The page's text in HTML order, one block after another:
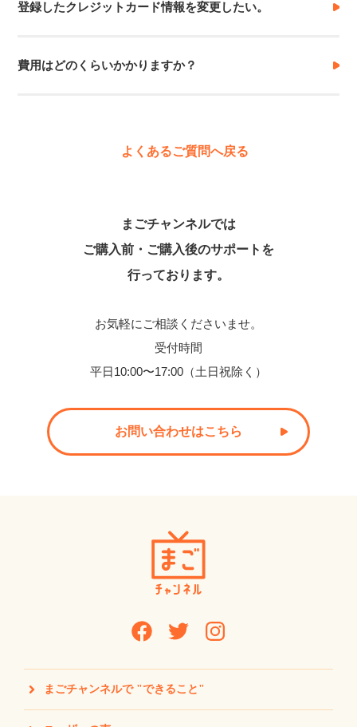
登録したクレジットカード情報を変更したい。
費用はどのくらいかかりますか？
よくあるご質問へ戻る
まごチャンネルでは
ご購入前・ご購入後のサポートを
行っております。
お気軽にご相談くださいませ。
受付時間
平日10:00〜17:00（土日祝除く）
お問い合わせはこちら
まごチャンネルで "できること"